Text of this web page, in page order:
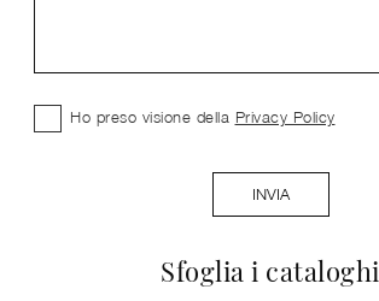
Sfoglia i cataloghi
Ho preso visione della Privacy Policy
INVIA